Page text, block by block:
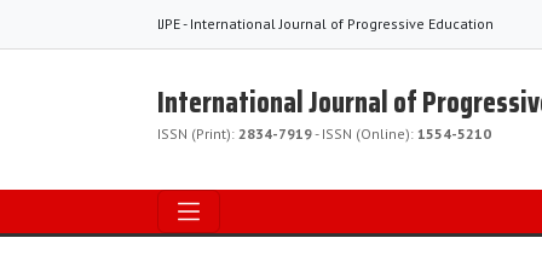
IJPE - International Journal of Progressive Education
International Journal of
ISSN (Print): 2834-7919- ISSN (Online): 1554-5210